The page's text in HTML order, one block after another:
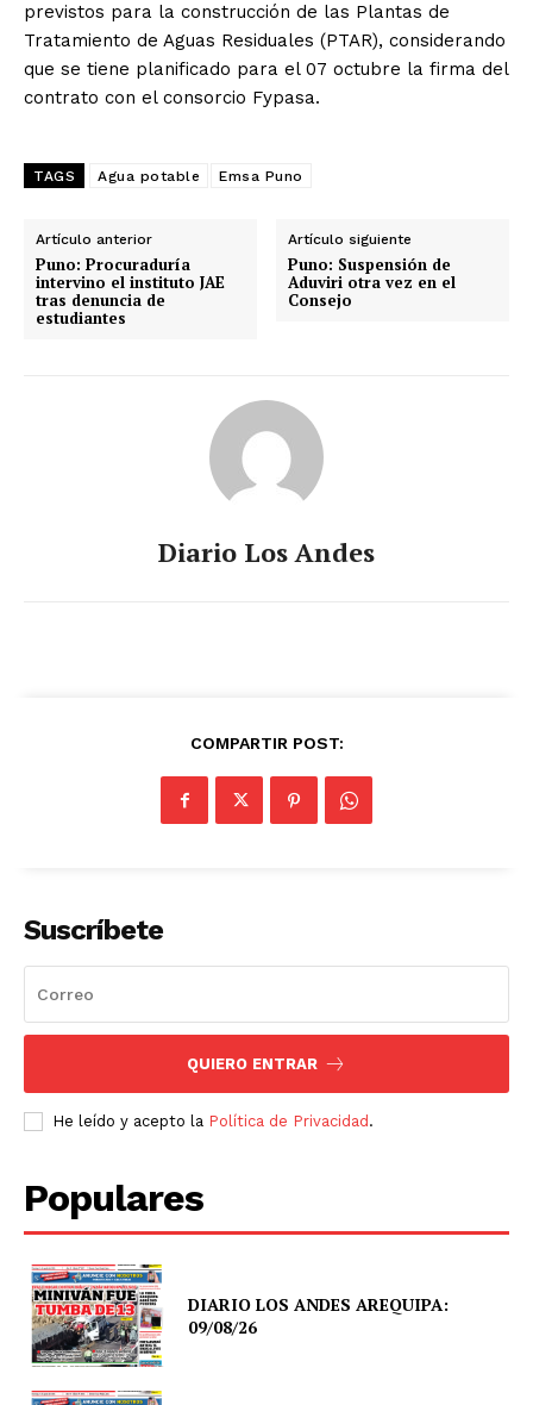
previstos para la construcción de las Plantas de
Tratamiento de Aguas Residuales (PTAR), considerando
que se tiene planificado para el 07 octubre la firma del
contrato con el consorcio Fypasa.
TAGS Agua potable Emsa Puno
Artículo anterior
Puno: Procuraduría
intervino el instituto JAE
tras denuncia de
estudiantes
Artículo siguiente
Puno: Suspensión de
Aduviri otra vez en el
Consejo
Diario Los Andes
COMPARTIR POST:
Suscríbete
QUIERO ENTRAR
He leído y acepto la Política de Privacidad .
Populares
DIARIO LOS ANDES AREQUIPA:
09/08/26